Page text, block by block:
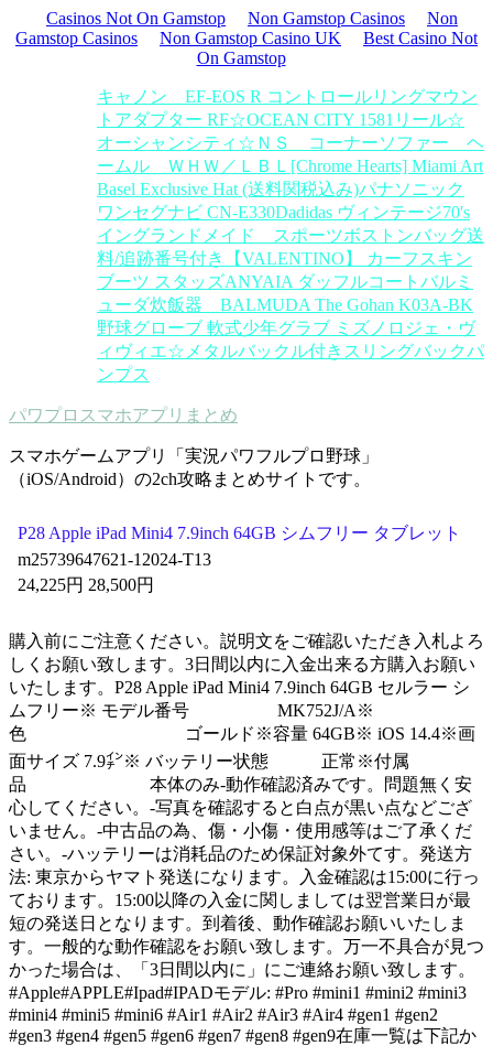
Casinos Not On Gamstop Non Gamstop Casinos
Non
Gamstop Casinos
Non Gamstop Casino UK
Best Casino Not
On Gamstop
キャノン EF-EOS R コントロールリングマウン
トアダプター RF☆OCEAN CITY 1581リール☆
オーシャンシティ☆ ＮＳ コーナーソファー ヘ
ームル ＷＨＷ／ＬＢＬ [Chrome Hearts] Miami Art
Basel Exclusive Hat (送料関税込み)パナソニック
ワンセグナビ CN-E330Dadidas ヴィンテージ70's
イングランドメイド スポーツボストンバッグ送
料/追跡番号付き【VALENTINO】 カーフスキン
ブーツ スタッズANYAIA ダッフルコート バルミ
ューダ炊飯器 BALMUDA The Gohan K03A-BK
野球グローブ 軟式少年グラブ ミズノ ロジェ・ヴ
ィヴィエ☆メタルバックル付きスリングバックパ
ンプス
パワプロスマホアプリまとめ
スマホゲームアプリ「実況パワフルプロ野球」
（iOS/Android）の2ch攻略まとめサイトです。
P28 Apple iPad Mini4 7.9inch 64GB シムフリー タブレット
m25739647621-12024-T13
24,225円 28,500円
購入前にご注意ください。説明文をご確認いただき入札よろ
しくお願い致します。3日間以内に入金出来る方購入お願い
いたします。P28 Apple iPad Mini4 7.9inch 64GB セルラー シ
ムフリー※ モデル番号 MK752J/A※
色 ゴールド※容量 64GB※ iOS 14.4※画
面サイズ 7.9㌅※ バッテリー状態 正常※付属
品 本体のみ-動作確認済みです。問題無く安
心してください。-写真を確認すると白点が黒い点などござ
いません。-中古品の為、傷・小傷・使用感等はご了承くだ
さい。-ハッテリーは消耗品のため保証対象外てす。発送方
法: 東京からヤマト発送になります。入金確認は15:00に行っ
ております。15:00以降の入金に関しましては翌営業日が最
短の発送日となります。到着後、動作確認お願いいたしま
す。一般的な動作確認をお願い致します。万一不具合が見つ
かった場合は、「3日間以内に」にご連絡お願い致します。
#Apple#APPLE#Ipad#IPADモデル: #Pro #mini1 #mini2 #mini3
#mini4 #mini5 #mini6 #Air1 #Air2 #Air3 #Air4 #gen1 #gen2
#gen3 #gen4 #gen5 #gen6 #gen7 #gen8 #gen9在庫一覧は下記か